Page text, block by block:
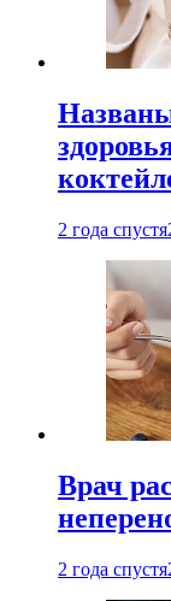
2 года спустя
Врач
2 года спустя